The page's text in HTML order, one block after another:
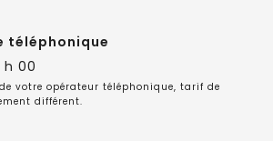
téléphonique
h 00
votre opérateur téléphonique, tarif de
différent.